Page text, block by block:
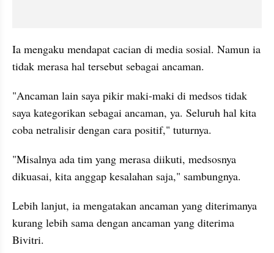
Ia mengaku mendapat cacian di media sosial. Namun ia
tidak merasa hal tersebut sebagai ancaman.
"Ancaman lain saya pikir maki-maki di medsos tidak
saya kategorikan sebagai ancaman, ya. Seluruh hal kita
coba netralisir dengan cara positif," tuturnya.
"Misalnya ada tim yang merasa diikuti, medsosnya
dikuasai, kita anggap kesalahan saja," sambungnya.
Lebih lanjut, ia mengatakan ancaman yang diterimanya
kurang lebih sama dengan ancaman yang diterima
Bivitri.